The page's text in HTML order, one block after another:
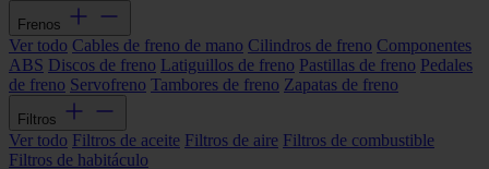
Frenos
Ver todo Cables de freno de mano Cilindros de freno Componentes
ABS Discos de freno Latiguillos de freno Pastillas de freno Pedales
de freno Servofreno Tambores de freno Zapatas de freno
Filtros
Ver todo Filtros de aceite Filtros de aire Filtros de combustible
Filtros de habitáculo